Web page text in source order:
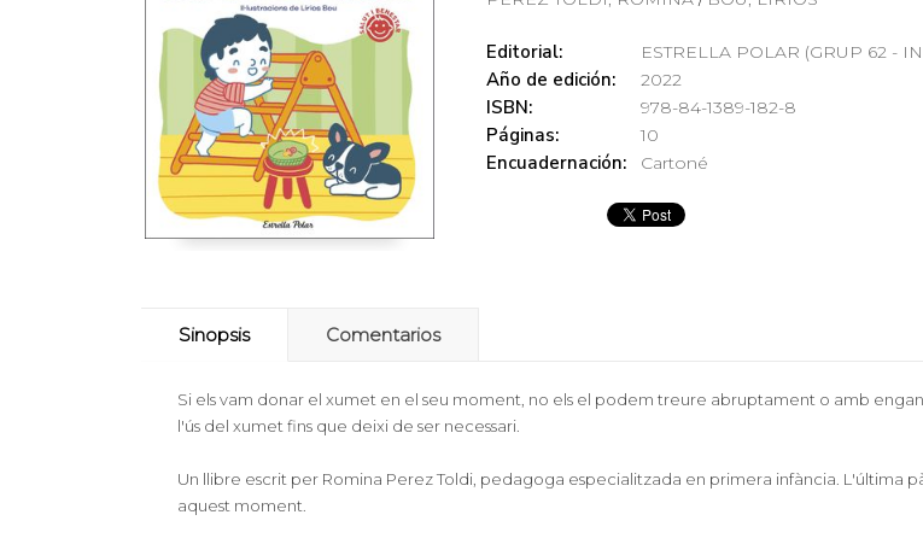
Editorial: ESTRELLA POLAR (GRUP 62 -
Año de edición: 2022
ISBN: 978-84-1389-182-8
Páginas: 10
Encuadernación: Cartoné
Sinopsis Comentarios
Si els vam donar el xumet en el seu moment, no els el podem treure abruptament o amb
l'ús del xumet fins que deixi de ser necessari.
Un llibre escrit per Romina Perez Toldi, pedagoga especialitzada en primera infància. L'última
aquest moment.